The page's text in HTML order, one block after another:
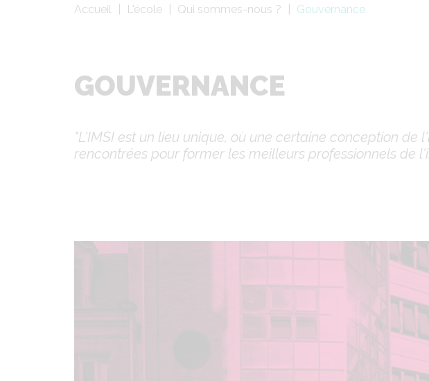
Fil
Accueil L'école Qui sommes-nous ? Gouvernance
GOUVERNANCE
"L'IMSI est un lieu unique, où une certaine conception
rencontrées pour former les meilleurs professionnels de